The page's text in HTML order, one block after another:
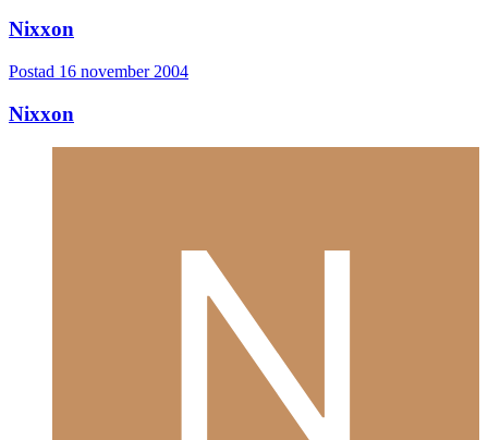
Nixxon
Postad 16 november 2004
Nixxon